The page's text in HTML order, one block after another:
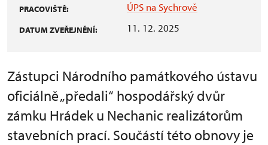
PRACOVIŠTĚ: ÚPS na Sychrově
DATUM ZVEŘEJNĚNÍ: 11. 12. 2025
Zástupci Národního památkového ústavu
oficiálně „předali“ hospodářský dvůr
zámku Hrádek u Nechanic realizátorům
stavebních prací. Součástí této obnovy je